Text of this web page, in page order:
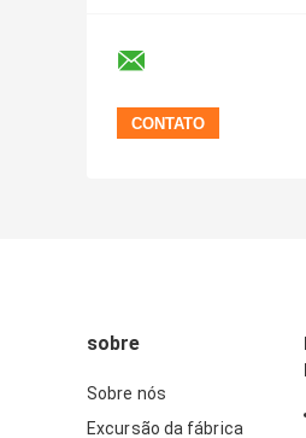
sobre
Sobre nós
Excursão da fábrica